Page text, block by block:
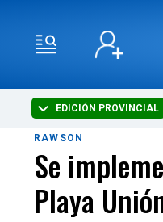
EDICIÓN PROVINCIAL
RAWSON
Se
Playa